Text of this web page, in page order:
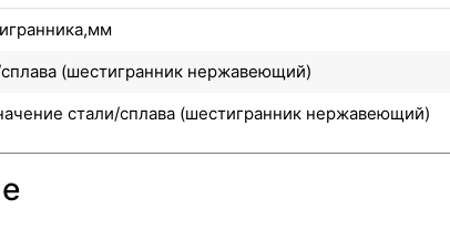
(шестигранник нержавеющий)
стали/сплава (шестигранник нержавеющий)